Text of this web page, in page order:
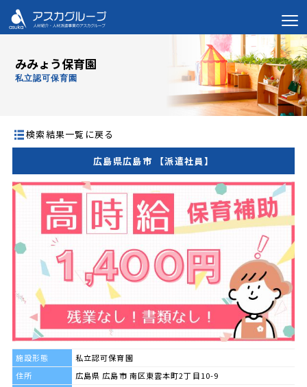
みみょう保育園
私立認可保育園
検索結果一覧に戻る
広島県広島市 【派遣社員】
施設形態
私立認可保育園
住所
広島県 広島市 南区東雲本町2丁目10-9